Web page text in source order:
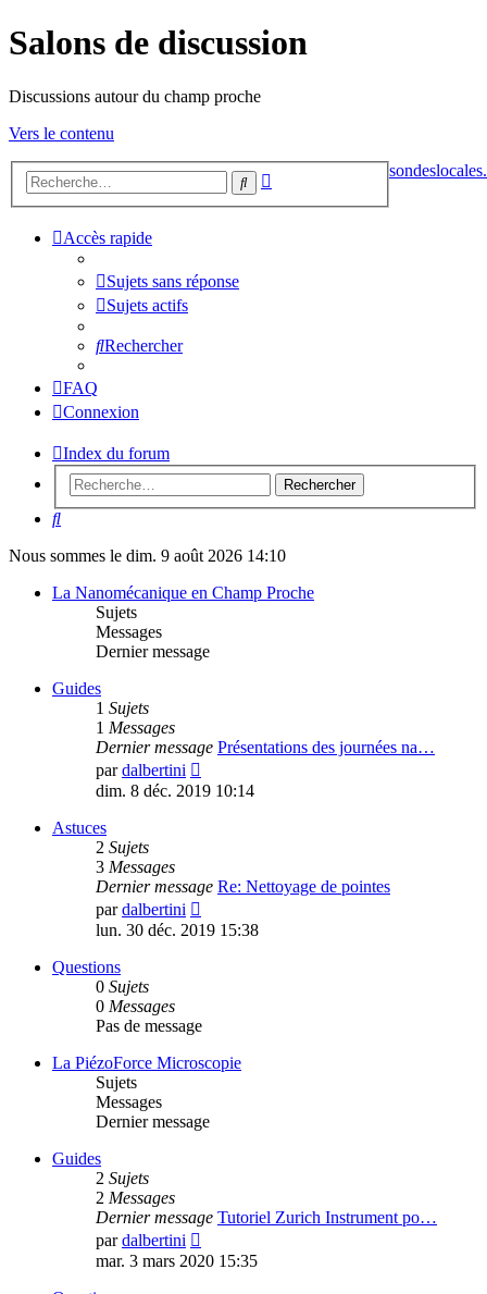
Salons de discussion
Discussions autour du champ proche
Vers le contenu
Rechercher
Accès rapide
Sujets sans réponse
Sujets actifs
Rechercher
FAQ
Connexion
Index du forum
Rechercher
Rechercher
Nous sommes le dim. 9 août 2026 14:10
La Nanomécanique en Champ Proche
Sujets
Messages
Dernier message
Guides
1 Sujets
1 Messages
Dernier message Présentations des journées na…
pardalbertini
le
dim. 8 déc. 2019 10:14
Astuces
2 Sujets
3 Messages
Dernier message Re: Nettoyage de pointes
pardalbertini
le
lun. 30 déc. 2019 15:38
Questions
0 Sujets
0 Messages
Pas de message
La PiézoForce Microscopie
Sujets
Messages
Dernier message
Guides
2 Sujets
2 Messages
Dernier message Tutoriel Zurich Instrument po…
pardalbertini
le
mar. 3 mars 2020 15:35